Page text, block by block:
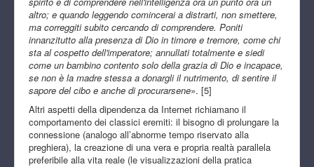
altro; e quando leggendo comincerai a distrarti, non smettere,
ma correggiti subito cercando di comprendere. Poniti
innanzitutto alla presenza di Dio in timore e tremore, come chi
sta al cospetto dell'imperatore; annullati totalmente e siedi
come un bambino contento solo della grazia di Dio e incapace,
se non è la madre stessa a donargli il nutrimento, di sentire il
sapore del cibo e anche di procurarsene». [5]
Altri aspetti della dipendenza da Internet richiamano il
comportamento dei classici eremiti: il bisogno di prolungare la
connessione (analogo all’abnorme tempo riservato alla
preghiera), la creazione di una vera e propria realtà parallela
preferibile alla vita reale (le visualizzazioni della pratica